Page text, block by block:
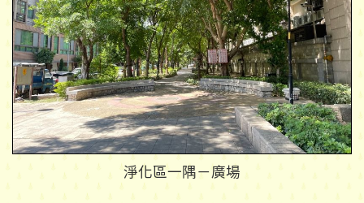
淨化區一隅－廣場